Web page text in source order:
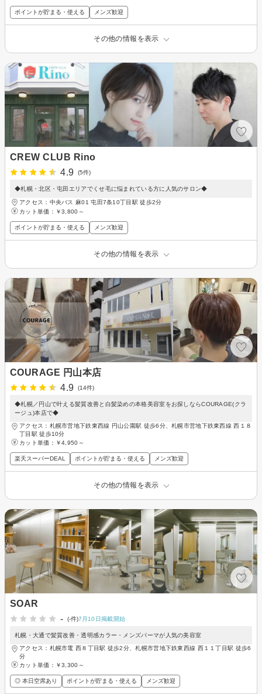
ポイントが貯まる・使える メンズ歓迎
その他の情報を表示
CREW CLUB Rino
4.9
(5件)
◆札幌・北区・屯田エリアでくせ毛に悩まれている方に人気のサロン◆
アクセス：中央バス 麻01 屯田7条10丁目駅 徒歩2分
カット単価： ￥3,800～
ポイントが貯まる・使える メンズ歓迎
その他の情報を表示
COURAGE 円山本店
4.9
(14件)
◆札幌／円山で叶える髪質改善と白髪染めの本格美容室をお探しならCOURAGE(クラ
ージュ)本店で◆
アクセス：札幌市営地下鉄東西線 円山公園駅 徒歩6分、札幌市営地下鉄東西線 西１８
丁目駅 徒歩10分
カット単価： ￥4,950～
楽天スーパーDEAL ポイントが貯まる・使える メンズ歓迎
その他の情報を表示
SOAR
-
(-件)7月10日掲載開始
札幌・大通で髪質改善・透明感カラー・メンズパーマが人気の美容室
アクセス：札幌市電 西８丁目駅 徒歩2分、札幌市営地下鉄東西線 西１１丁目駅 徒歩6
分
カット単価： ￥3,300～
◎ 本日空席あり ポイントが貯まる・使える メンズ歓迎